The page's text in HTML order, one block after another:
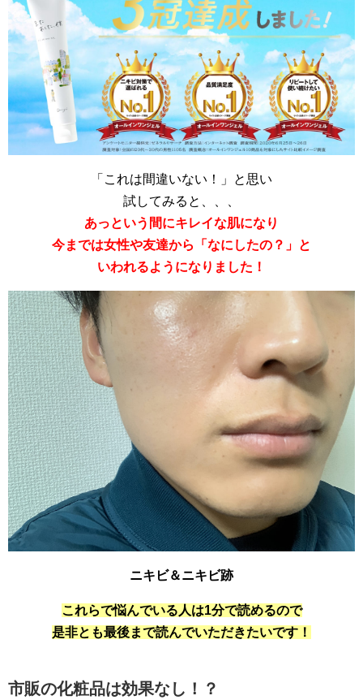
「これは間違いない！」と思い
試してみると、、、
あっという間にキレイな肌になり
今までは女性や友達から「なにしたの？」と
いわれるようになりました！
ニキビ＆ニキビ跡
これらで悩んでいる人は1分で読めるので
是非とも最後まで読んでいただきたいです！
市販の化粧品は効果なし！？